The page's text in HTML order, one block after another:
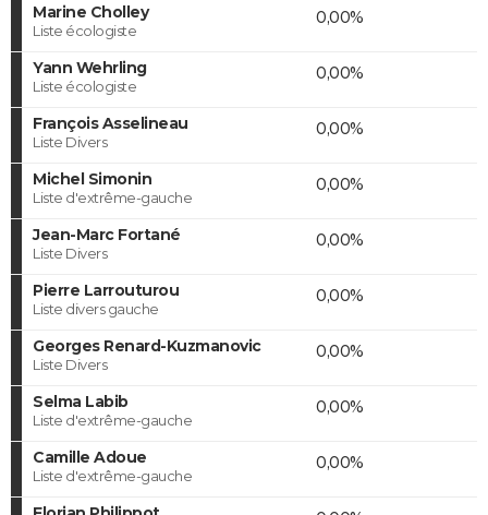
Marine Cholley
Liste écologiste
0,00%
Yann Wehrling
Liste écologiste
0,00%
François Asselineau
Liste Divers
0,00%
Michel Simonin
Liste d'extrême-gauche
0,00%
Jean-Marc Fortané
Liste Divers
0,00%
Pierre Larrouturou
Liste divers gauche
0,00%
Georges Renard-Kuzmanovic
Liste Divers
0,00%
Selma Labib
Liste d'extrême-gauche
0,00%
Camille Adoue
Liste d'extrême-gauche
0,00%